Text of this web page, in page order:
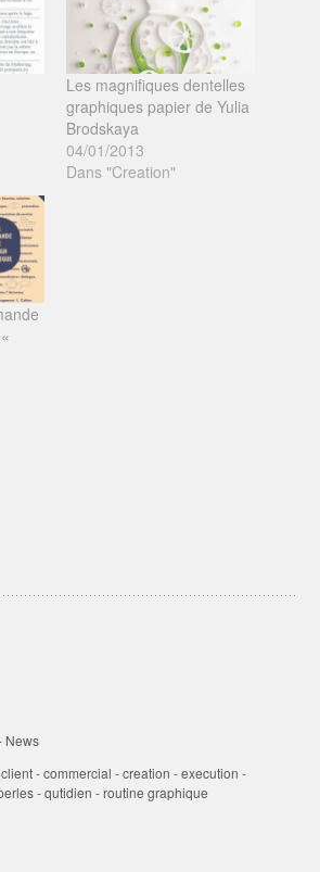
Les magnifiques dentelles
graphiques papier de Yulia
Brodskaya
04/01/2013
Dans "Creation"
News
client-commercial -creation -execution -
-qutidien -routine graphique